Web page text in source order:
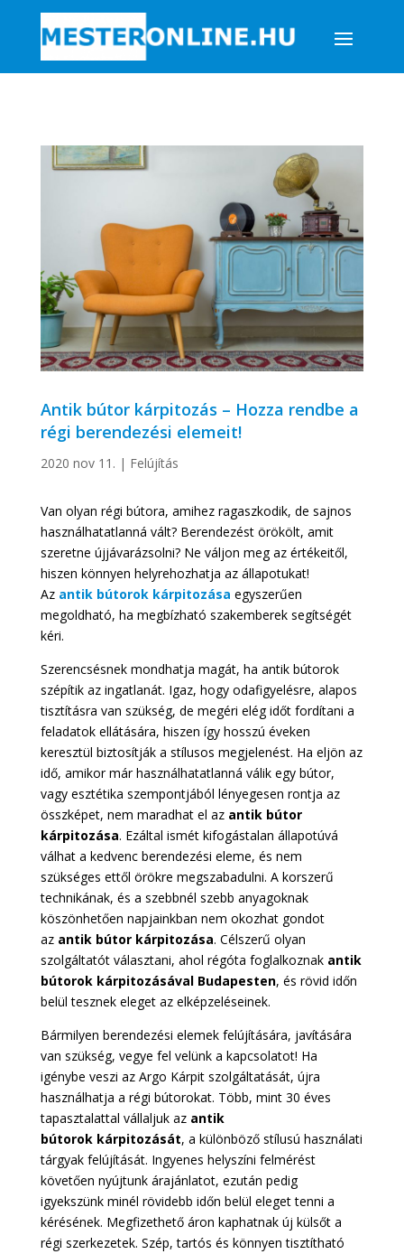
Antik bútor kárpitozás – Hozza rendbe a
régi berendezési elemeit!
2020 nov 11. | Felújítás
Van olyan régi bútora, amihez ragaszkodik, de sajnos
használhatatlanná vált? Berendezést örökölt, amit
szeretne újjávarázsolni? Ne váljon meg az értékeitől,
hiszen könnyen helyrehozhatja az állapotukat!
Az antik bútorok kárpitozása egyszerűen
megoldható, ha megbízható szakemberek segítségét
kéri.
Szerencsésnek mondhatja magát, ha antik bútorok
szépítik az ingatlanát. Igaz, hogy odafigyelésre, alapos
tisztításra van szükség, de megéri elég időt fordítani a
feladatok ellátására, hiszen így hosszú éveken
keresztül biztosítják a stílusos megjelenést. Ha eljön az
idő, amikor már használhatatlanná válik egy bútor,
vagy esztétika szempontjából lényegesen rontja az
összképet, nem maradhat el az antik bútor
kárpitozása. Ezáltal ismét kifogástalan állapotúvá
válhat a kedvenc berendezési eleme, és nem
szükséges ettől örökre megszabadulni. A korszerű
technikának, és a szebbnél szebb anyagoknak
köszönhetően napjainkban nem okozhat gondot
az antik bútor kárpitozása. Célszerű olyan
szolgáltatót választani, ahol régóta foglalkoznak antik
bútorok kárpitozásával Budapesten, és rövid időn
belül tesznek eleget az elképzeléseinek.
Bármilyen berendezési elemek felújítására, javítására
van szükség, vegye fel velünk a kapcsolatot! Ha
igénybe veszi az Argo Kárpit szolgáltatását, újra
használhatja a régi bútorokat. Több, mint 30 éves
tapasztalattal vállaljuk az antik
bútorok kárpitozását, a különböző stílusú használati
tárgyak felújítását. Ingyenes helyszíni felmérést
követően nyújtunk árajánlatot, ezután pedig
igyekszünk minél rövidebb időn belül eleget tenni a
kérésének. Megfizethető áron kaphatnak új külsőt a
régi szerkezetek. Szép, tartós és könnyen tisztítható